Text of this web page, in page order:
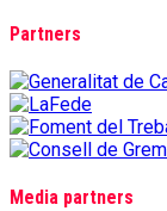
Partners
Media partners